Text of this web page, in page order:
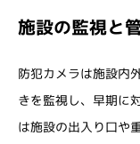
施設の監視と
防犯カメラは施設内
きを監視し、早期に
は施設の出入り口や